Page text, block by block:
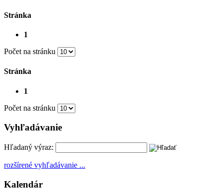
Stránka
1
Počet na stránku
Stránka
1
Počet na stránku
Vyhľadávanie
Hľadaný výraz:
rozšírené vyhľadávanie ...
Kalendár